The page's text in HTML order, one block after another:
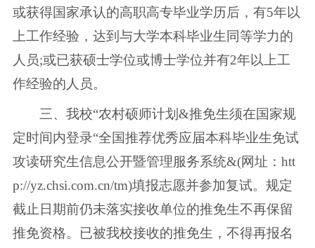
或获得国家承认的高职高专毕业学历后，有5年以
上工作经验，达到与大学本科毕业生同等学力的
人员;或已获硕士学位或博士学位并有2年以上工
作经验的人员。
三、我校“农村硕师计划&推免生须在国家规
定时间内登录“全国推荐优秀应届本科毕业生免试
攻读研究生信息公开暨管理服务系统&(网址：htt
p://yz.chsi.com.cn/tm)填报志愿并参加复试。规定
截止日期前仍未落实接收单位的推免生不再保留
推免资格。已被我校接收的推免生，不得再报名